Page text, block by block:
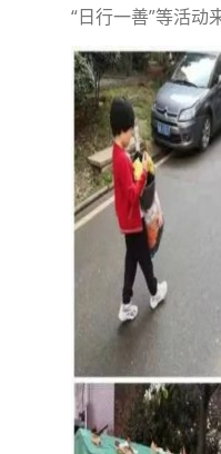
“日行一善”等活动